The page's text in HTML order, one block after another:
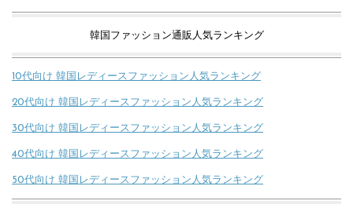
韓国ファッション通販人気ランキング
10代向け 韓国レディースファッション人気ランキング
20代向け 韓国レディースファッション人気ランキング
30代向け 韓国レディースファッション人気ランキング
40代向け 韓国レディースファッション人気ランキング
50代向け 韓国レディースファッション人気ランキング